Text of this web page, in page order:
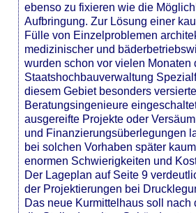
ebenso zu fixieren wie die
Aufbringung. Zur Lösung einer
Fülle von Einzelproblemen
medizinischer und
wurden schon vor vielen Monaten
Staatshochbauverwaltung
diesem Gebiet besonders versierte
Beratungsingenieure
ausgereifte Projekte oder
und Finanzierungsüberlegungen
bei solchen Vorhaben später
enormen Schwierigkeiten und
Der Lageplan auf Seite 9
der Projektierungen bei
Das neue Kurmittelhaus soll nach